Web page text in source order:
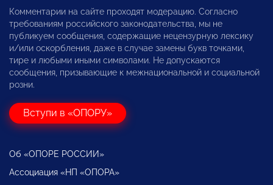
Комментарии на сайте проходят модерацию. Согласно
требованиям российского законодательства, мы не
публикуем сообщения, содержащие нецензурную лексику
и/или оскорбления, даже в случае замены букв точками,
тире и любыми иными символами. Не допускаются
сообщения, призывающие к межнациональной и социальной
розни.
Вступи в «ОПОРУ»
Об «ОПОРЕ РОССИИ»
Ассоциация «НП «ОПОРА»